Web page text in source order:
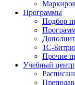
Программы
Подбор
1С-
Прочие
Учебный центр